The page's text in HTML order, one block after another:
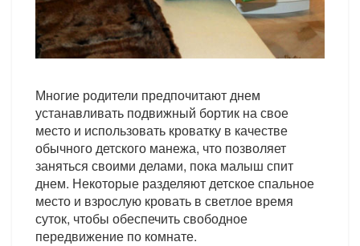
Многие родители предпочитают днем
устанавливать подвижный бортик на свое
место и использовать кроватку в качестве
обычного детского манежа, что позволяет
заняться своими делами, пока малыш спит
днем. Некоторые разделяют детское спальное
место и взрослую кровать в светлое время
суток, чтобы обеспечить свободное
передвижение по комнате.